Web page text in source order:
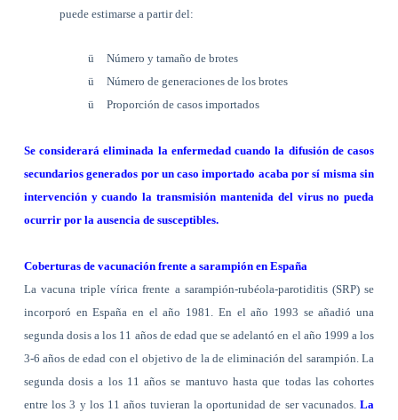
puede estimarse a partir del:
ü
Número y tamaño de brotes
ü
Número de generaciones de los brotes
ü
Proporción de casos importados
Se considerará eliminada la enfermedad cuando la difusión de casos
secundarios generados por un caso importado acaba por sí misma sin
intervención y cuando la transmisión mantenida del virus no pueda
ocurrir por la ausencia de susceptibles.
Coberturas de vacunación frente a sarampión en España
La vacuna triple vírica frente a sarampión-rubéola-parotiditis (SRP) se
incorporó en España en el año 1981. En el año 1993 se añadió una
segunda dosis a los 11 años de edad que se adelantó en el año 1999 alos
3-6 años de edad con el objetivo de la de eliminación del sarampión. La
segunda dosis a los 11 años se mantuvo hasta que todas las cohortes
entre los 3 y los 11 años tuvieran la oportunidad de ser vacunados.La